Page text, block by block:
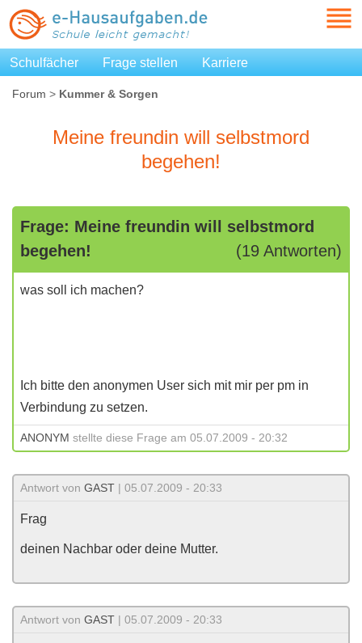
Schulfächer Frage stellen Karriere
Forum > Kummer & Sorgen
Meine freundin will selbstmord
begehen!
Frage: Meine freundin will selbstmord
begehen!
(19 Antworten)
was soll ich machen?
Ich bitte den anonymen User sich mit mir per pm in
Verbindung zu setzen.
ANONYM stellte diese Frage am 05.07.2009 - 20:32
Antwort von GAST | 05.07.2009 - 20:33
Frag
deinen Nachbar oder deine Mutter.
Antwort von GAST | 05.07.2009 - 20:33